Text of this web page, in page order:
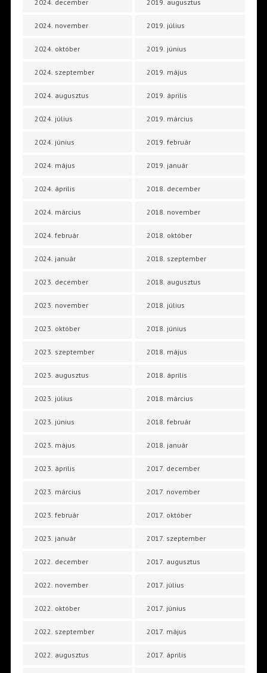
2024. december
2024. november
2024. október
2024. szeptember
2024. augusztus
2024. július
2024. június
2024. május
2024. április
2024. március
2024. február
2024. január
2023. december
2023. november
2023. október
2023. szeptember
2023. augusztus
2023. július
2023. június
2023. május
2023. április
2023. március
2023. február
2023. január
2022. december
2022. november
2022. október
2022. szeptember
2022. augusztus
2019. augusztus
2019. július
2019. június
2019. május
2019. április
2019. március
2019. február
2019. január
2018. december
2018. november
2018. október
2018. szeptember
2018. augusztus
2018. július
2018. június
2018. május
2018. április
2018. március
2018. február
2018. január
2017. december
2017. november
2017. október
2017. szeptember
2017. augusztus
2017. július
2017. június
2017. május
2017. április